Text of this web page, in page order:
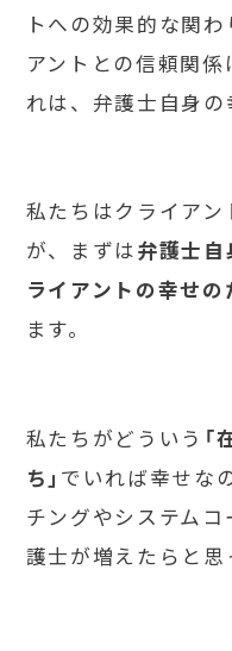
トへの効果的な関
アントとの信頼関
れは、弁護士自身の
私たちはクライア
が、まずは弁護士自
ライアントの幸せの
ます。
私たちがどういう 「
ち」 でいれば幸せな
チングやシステムコ
護士が増えたらと思